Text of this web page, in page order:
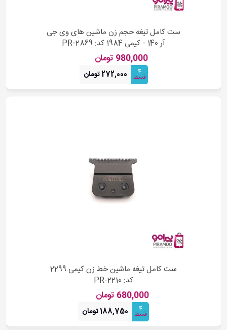
ست کامل تیغه حجم زن ماشین های وی جی
آر 140 - کیمی 1984 کد: PR-2869
980,000 تومان
4
قسط 272,000 تومان
ست کامل تیغه ماشین خط زن کیمی 2299
کد: PR-2210
680,000 تومان
4
قسط 188,750 تومان